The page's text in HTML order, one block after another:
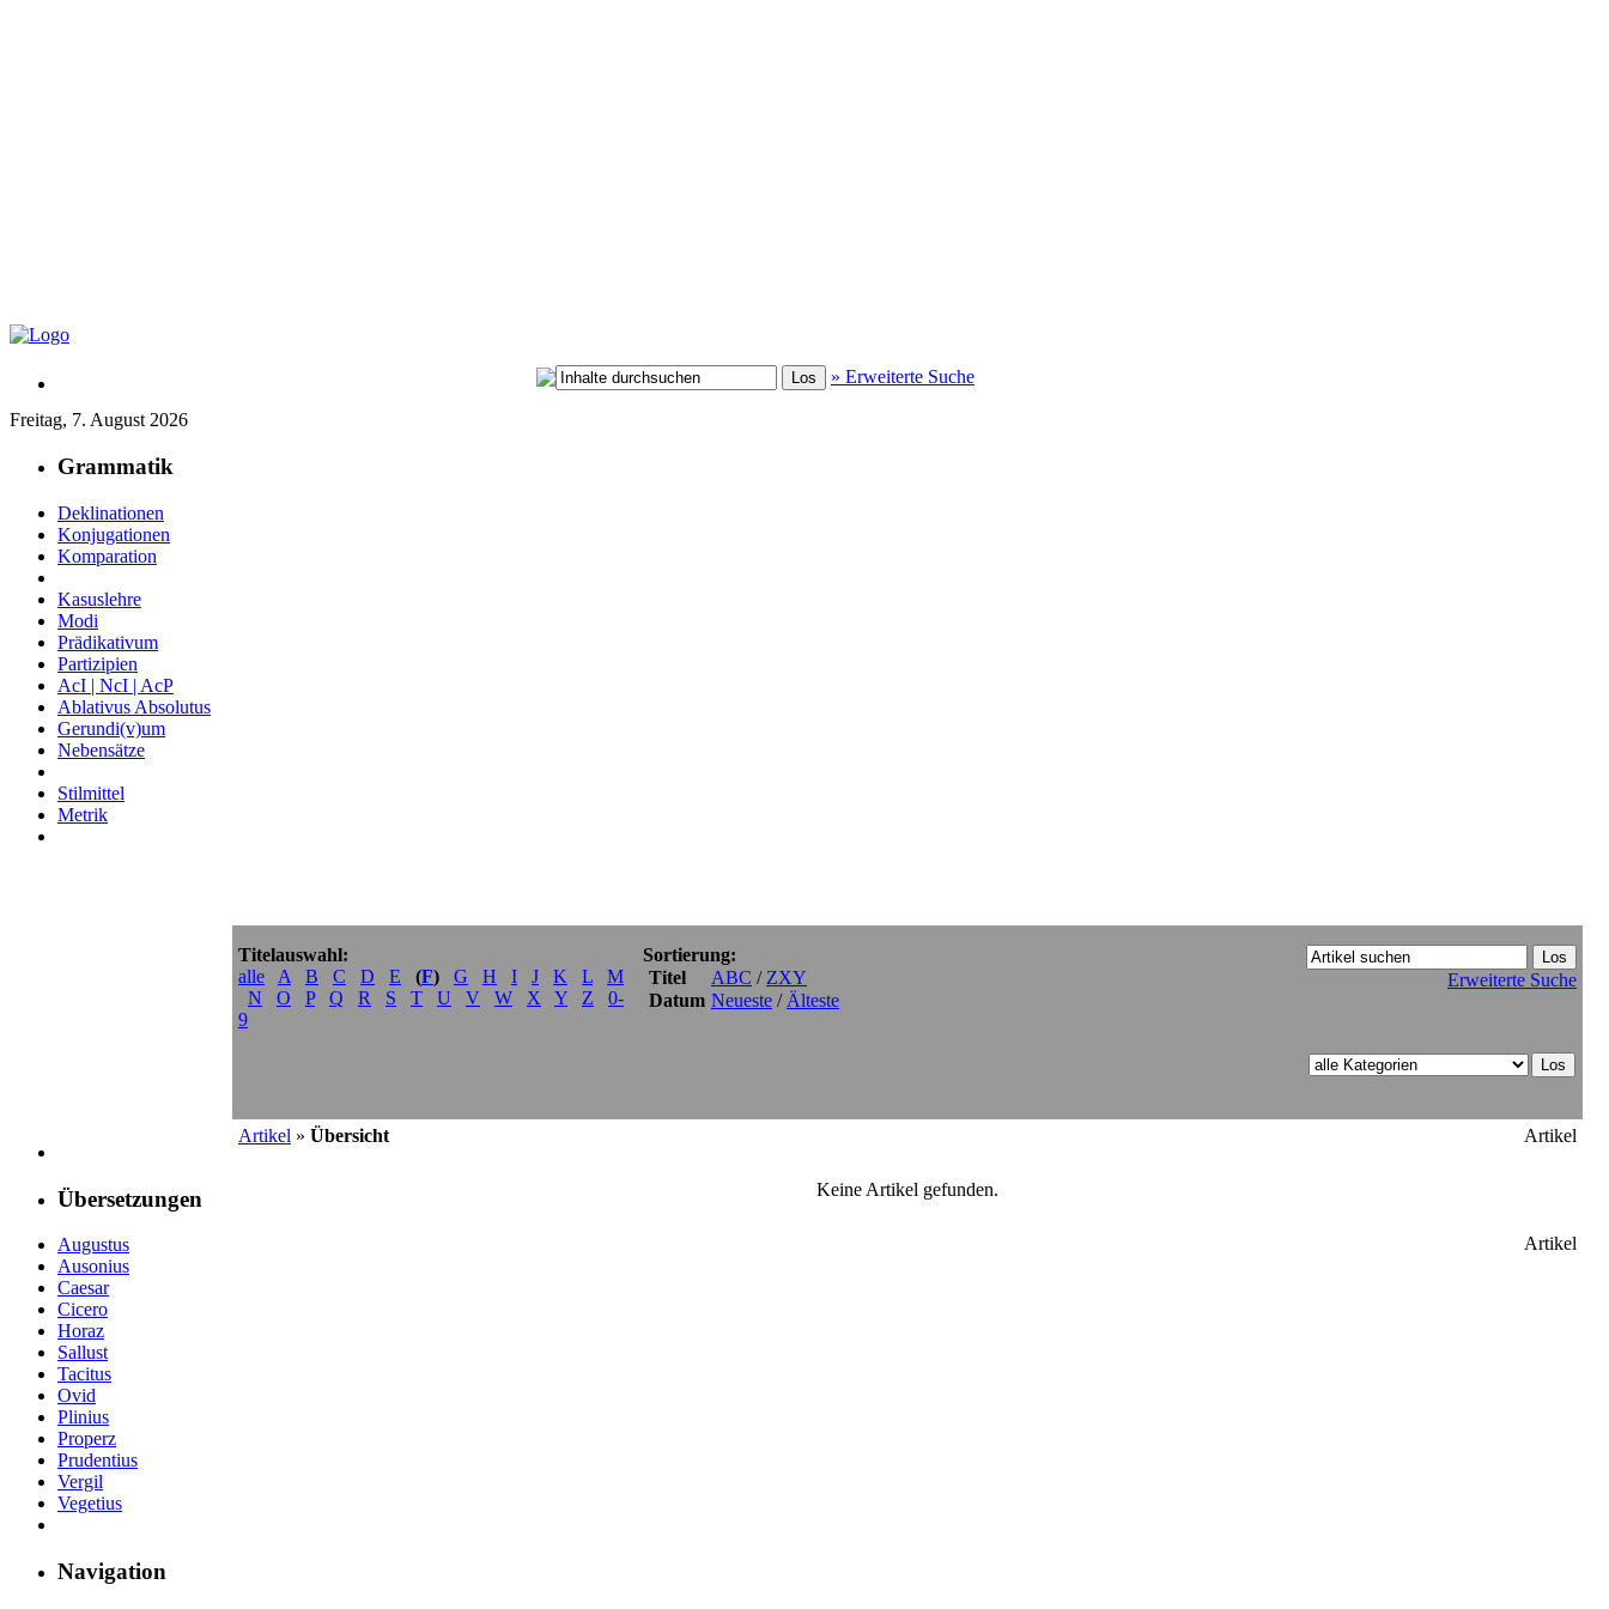
» Erweiterte Suche
Freitag, 7. August 2026
Grammatik
Deklinationen
Konjugationen
Komparation
Kasuslehre
Modi
Prädikativum
Partizipien
AcI | NcI | AcP
Ablativus Absolutus
Gerundi(v)um
Nebensätze
Stilmittel
Metrik
Übersetzungen
Augustus
Ausonius
Caesar
Cicero
Horaz
Sallust
Tacitus
Ovid
Plinius
Properz
Prudentius
Vergil
Vegetius
Navigation
Titelauswahl:
alle
A B C D E (F) G H I J K L
M
N
O P Q R S T U V W X Y Z
0-
9
Sortierung:
Titel
ABC /ZXY
Datum Neueste /Älteste
Erweiterte Suche
Artikel » Übersicht Artikel
Keine Artikel gefunden.
Artikel